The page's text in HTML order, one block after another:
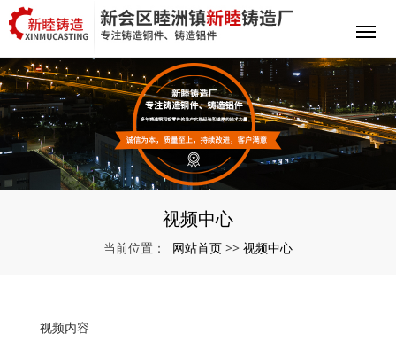
视频中心
当前位置： 网站首页 >> 视频中心
视频内容